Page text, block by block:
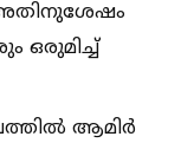
ഒരുമിച്ച്‌
ആമിർ